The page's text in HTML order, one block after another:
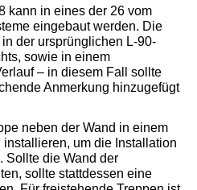
kann in eines der 26 vom
eingebaut werden. Die
der ursprünglichen L-90-
sowie in einem
– in diesem Fall sollte
Anmerkung hinzugefügt
neben der Wand in einem
um die Installation
Sollte die Wand der
sollte stattdessen eine